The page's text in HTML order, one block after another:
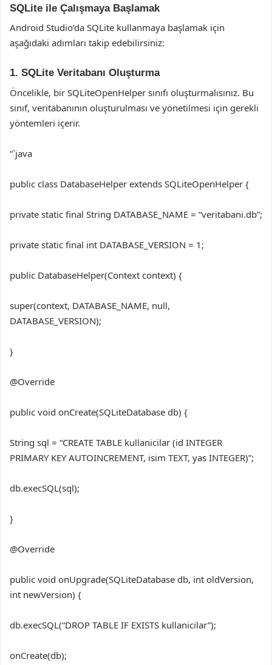
SQLite ile Çalışmaya Başlamak
Android Studio’da SQLite kullanmaya başlamak için
aşağıdaki adımları takip edebilirsiniz:
1. SQLite Veritabanı Oluşturma
Öncelikle, bir SQLiteOpenHelper sınıfı oluşturmalısınız. Bu
sınıf, veritabanının oluşturulması ve yönetilmesi için gerekli
yöntemleri içerir.
“`java
public class DatabaseHelper extends SQLiteOpenHelper {
private static final String DATABASE_NAME = “veritabani.db”;
private static final int DATABASE_VERSION = 1;
public DatabaseHelper(Context context) {
super(context, DATABASE_NAME, null,
DATABASE_VERSION);
}
@Override
public void onCreate(SQLiteDatabase db) {
String sql = “CREATE TABLE kullanicilar (id INTEGER
PRIMARY KEY AUTOINCREMENT, isim TEXT, yas INTEGER)”;
db.execSQL(sql);
}
@Override
public void onUpgrade(SQLiteDatabase db, int oldVersion,
int newVersion) {
db.execSQL(“DROP TABLE IF EXISTS kullanicilar”);
onCreate(db);